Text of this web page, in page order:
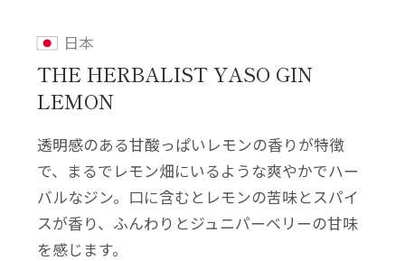
日本
THE HERBALIST YASO GIN
LEMON
透明感のある甘酸っぱいレモンの香りが特徴
で、まるでレモン畑にいるような爽やかでハー
バルなジン。口に含むとレモンの苦味とスパイ
スが香り、ふんわりとジュニパーベリーの甘味
を感じます。